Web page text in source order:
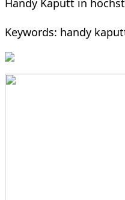
Keywords: handy